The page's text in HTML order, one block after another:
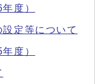
度）
定等について
度）